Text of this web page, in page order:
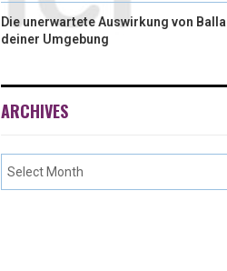
Die unerwartete Auswirkung von
deiner Umgebung
ARCHIVES